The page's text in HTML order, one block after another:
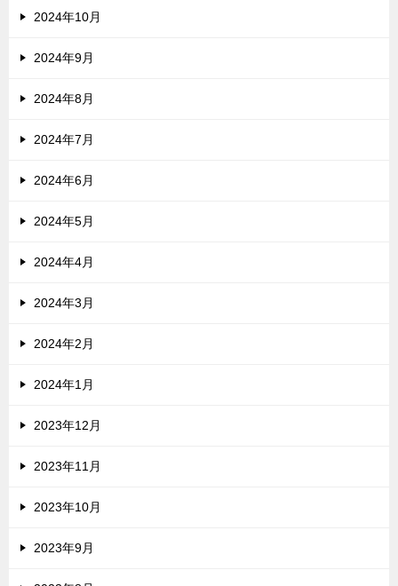
2024年10月
2024年9月
2024年8月
2024年7月
2024年6月
2024年5月
2024年4月
2024年3月
2024年2月
2024年1月
2023年12月
2023年11月
2023年10月
2023年9月